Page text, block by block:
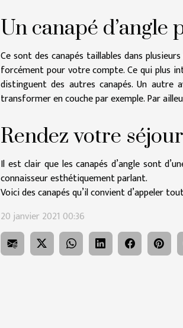
Un canapé d’angle
Ce sont des canapés taillables dans
forcément pour votre compte. Ce qui plus
distinguent des autres canapés. Un autre
transformer en couche par exemple. Par
Rendez votre
Il est clair que les canapés d’angle sont
connaisseur esthétiquement parlant.
Voici des canapés qu’il convient d’appeler
20 janvier 2021 00:36